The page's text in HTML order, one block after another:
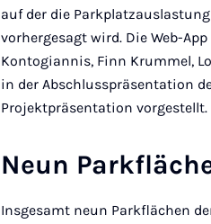
auf der die
vorhergesagt wird. Die Web-
Kontogiannis, Finn Krummel,
in der Abschlusspräsentation
Projektpräsentation
Neun
Insgesamt neun Parkflächen